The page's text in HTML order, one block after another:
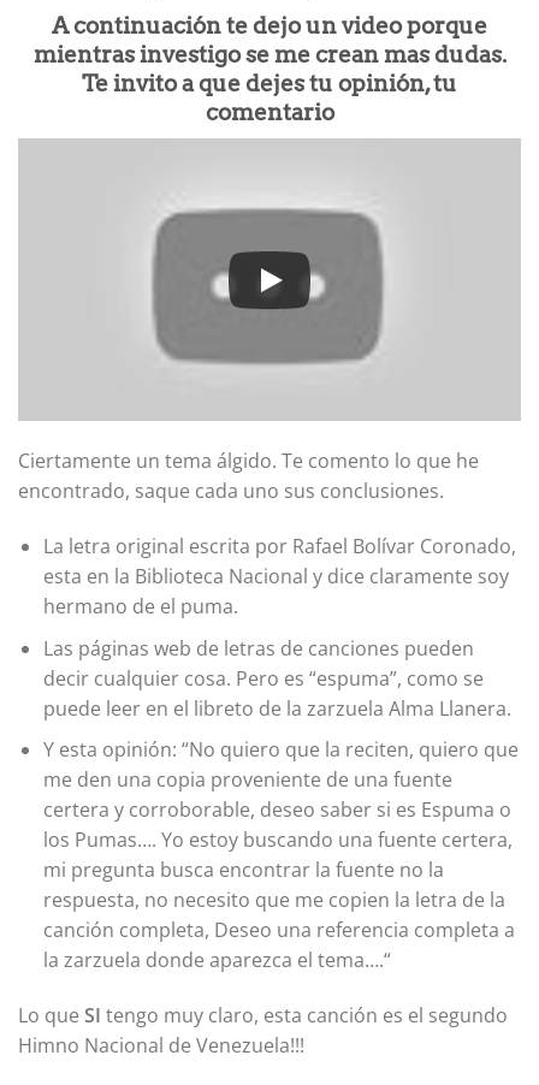
A continuación te dejo un video porque
mientras investigo se me crean mas dudas.
Te invito a que dejes tu opinión, tu
comentario
Ciertamente un tema álgido. Te comento lo que he
encontrado, saque cada uno sus conclusiones.
La letra original escrita por Rafael Bolívar Coronado,
esta en la Biblioteca Nacional y dice claramente soy
hermano de el puma.
Las páginas web de letras de canciones pueden
decir cualquier cosa. Pero es “espuma”, como se
puede leer en el libreto de la zarzuela Alma Llanera.
Y esta opinión: “No quiero que la reciten, quiero que
me den una copia proveniente de una fuente
certera y corroborable, deseo saber si es Espuma o
los Pumas…. Yo estoy buscando una fuente certera,
mi pregunta busca encontrar la fuente no la
respuesta, no necesito que me copien la letra de la
canción completa, Deseo una referencia completa a
la zarzuela donde aparezca el tema….“
Lo que SI tengo muy claro, esta canción es el segundo
Himno Nacional de Venezuela!!!